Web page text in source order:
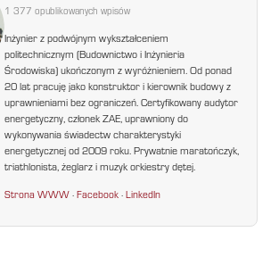
1 377 opublikowanych wpisów
Inżynier z podwójnym wykształceniem
politechnicznym (Budownictwo i Inżynieria
Środowiska) ukończonym z wyróżnieniem. Od ponad
20 lat pracuję jako konstruktor i kierownik budowy z
uprawnieniami bez ograniczeń. Certyfikowany audytor
energetyczny, członek ZAE, uprawniony do
wykonywania świadectw charakterystyki
energetycznej od 2009 roku. Prywatnie maratończyk,
triathlonista, żeglarz i muzyk orkiestry dętej.
Strona WWW ·Facebook ·LinkedIn